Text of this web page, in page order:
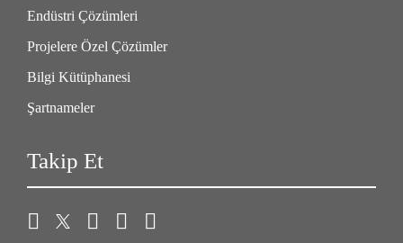
Endüstri Çözümleri
Projelere Özel Çözümler
Bilgi Kütüphanesi
Şartnameler
Takip Et